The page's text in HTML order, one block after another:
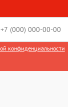
конфиденциальности